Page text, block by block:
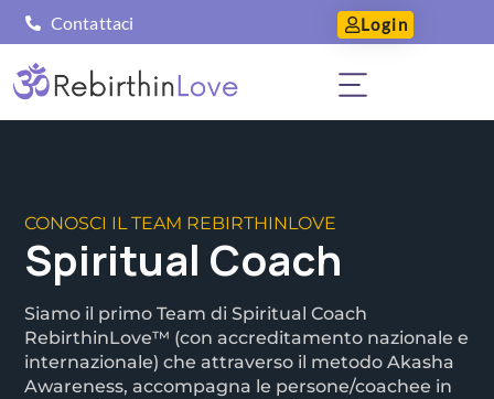
Contattaci Login
CONOSCI IL TEAM REBIRTHINLOVE
Spiritual Coach
Siamo il primo Team di Spiritual Coach
RebirthinLove™ (con accreditamento nazionale e
internazionale) che attraverso il metodo Akasha
Awareness, accompagna le persone/coachee in